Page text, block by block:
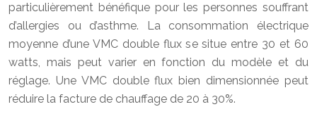
particulièrement bénéfique pour les personnes souffrant
d’allergies ou d’asthme. La consommation électrique
moyenne d’une VMC double flux se situe entre 30 et 60
watts, mais peut varier en fonction du modèle et du
réglage. Une VMC double flux bien dimensionnée peut
réduire la facture de chauffage de 20 à 30%.